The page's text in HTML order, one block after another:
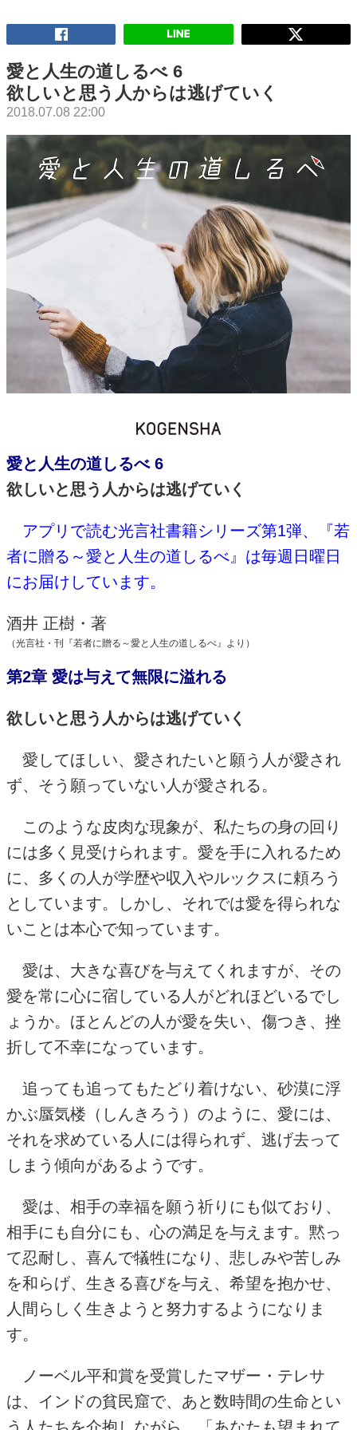
愛と人生の道しるべ 6
欲しいと思う人からは逃げていく
2018.07.08 22:00
愛と人生の道しるべ 6
欲しいと思う人からは逃げていく
アプリで読む光言社書籍シリーズ第1弾、『若
者に贈る～愛と人生の道しるべ』は毎週日曜日
にお届けしています。
酒井 正樹・著
（光言社・刊『若者に贈る～愛と人生の道しるべ』より）
第2章 愛は与えて無限に溢れる
欲しいと思う人からは逃げていく
愛してほしい、愛されたいと願う人が愛され
ず、そう願っていない人が愛される。
このような皮肉な現象が、私たちの身の回り
には多く見受けられます。愛を手に入れるため
に、多くの人が学歴や収入やルックスに頼ろう
としています。しかし、それでは愛を得られな
いことは本心で知っています。
愛は、大きな喜びを与えてくれますが、その
愛を常に心に宿している人がどれほどいるでし
ょうか。ほとんどの人が愛を失い、傷つき、挫
折して不幸になっています。
追っても追ってもたどり着けない、砂漠に浮
かぶ蜃気楼 （ しんきろう）のように、愛には、
それを求めている人には得られず、逃げ去って
しまう傾向があるようです。
愛は、相手の幸福を願う祈りにも似ており、
相手にも自分にも、心の満足を与えます。黙っ
て忍耐し、喜んで犠牲になり、悲しみや苦しみ
を和らげ、生きる喜びを与え、希望を抱かせ、
人間らしく生きようと努力するようになりま
す。
ノーベル平和賞を受賞したマザー・テレサ
は、インドの貧民窟で、あと数時間の生命とい